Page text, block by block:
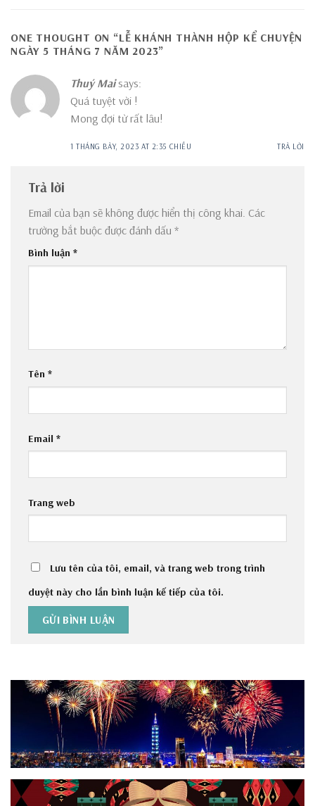
ONE THOUGHT ON “LỄ KHÁNH THÀNH HỘP KỂ CHUYỆN
NGÀY 5 THÁNG 7 NĂM 2023”
Thuý Mai says:
Quá tuyệt vời !
Mong đợi từ rất lâu!
1 THÁNG BẢY, 2023 AT 2:35 CHIỀU TRẢ LỜI
Trả lời
Email của bạn sẽ không được hiển thị công khai. Các
trường bắt buộc được đánh dấu *
Bình luận *
Tên *
Email *
Trang web
Lưu tên của tôi, email, và trang web trong trình
duyệt này cho lần bình luận kế tiếp của tôi.